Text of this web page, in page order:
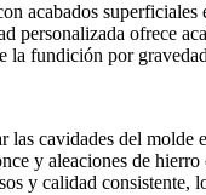
acabados
personalizada ofrece
fundición por
cavidades del molde
y aleaciones de hierro
y calidad consistente,